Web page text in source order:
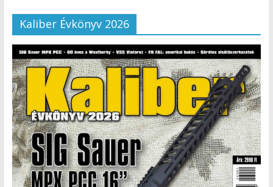
Kaliber Évkönyv 2026